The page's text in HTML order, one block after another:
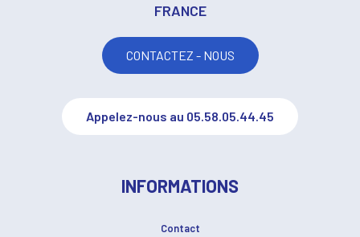
FRANCE
CONTACTEZ - NOUS
Appelez-nous au 05.58.05.44.45
INFORMATIONS
Contact